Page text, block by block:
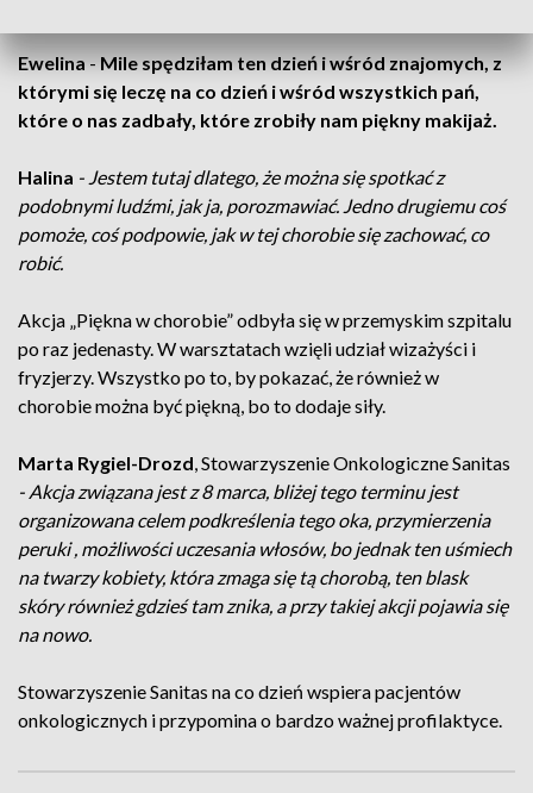
Ewelina-Mile spędziłam ten dzień i wśród znajomych, z
którymi się leczę na co dzień i wśród wszystkich pań,
które o nas zadbały, które zrobiły nam piękny makijaż.
Halina - Jestem tutaj dlatego, że można się spotkać z
podobnymi ludźmi, jak ja, porozmawiać. Jedno drugiemu coś
pomoże, coś podpowie, jak w tej chorobie się zachować, co
robić.
Akcja „Piękna w chorobie” odbyła się w przemyskim szpitalu
po raz jedenasty. W warsztatach wzięli udział wizażyści i
fryzjerzy. Wszystko po to, by pokazać, że również w
chorobie można być piękną, bo to dodaje siły.
Marta Rygiel-Drozd, Stowarzyszenie Onkologiczne Sanitas
- Akcja związana jest z 8 marca, bliżej tego terminu jest
organizowana celem podkreślenia tego oka, przymierzenia
peruki , możliwości uczesania włosów, bo jednak ten uśmiech
na twarzy kobiety, która zmaga się tą chorobą, ten blask
skóry również gdzieś tam znika, a przy takiej akcji pojawia się
na nowo.
Stowarzyszenie Sanitas na co dzień wspiera pacjentów
onkologicznych i przypomina o bardzo ważnej profilaktyce.